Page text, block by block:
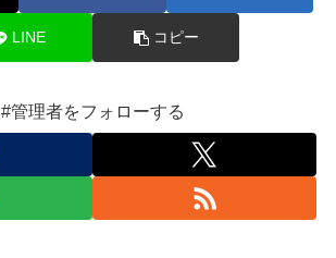
LINE コピー
#管理者をフォローする